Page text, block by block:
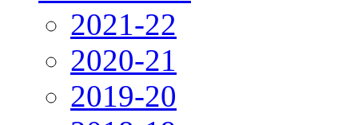
2021-22
2020-21
2019-20